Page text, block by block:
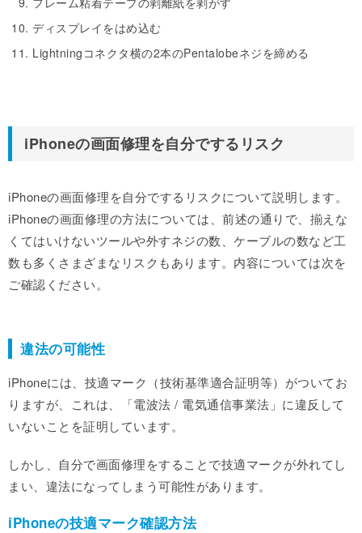
ディスプレイをはめ込む
Lightningコネクタ横の2本のPentalobeネジを締める
iPhoneの画面修理を自分でするリスク
iPhoneの画面修理を自分でするリスクについて説明します。
iPhoneの画面修理の方法については、前述の通りで、揃えな
くてはいけないツールや外すネジの数、ケーブルの数など工
数も多くさまざまなリスクもあります。内容については次を
ご確認ください。
違法の可能性
iPhoneには、技適マーク（技術基準適合証明等）がついてお
りますが、これは、「電波法 / 電気通信事業法」に違反して
いないことを証明しています。
しかし、自分で画面修理をすることで技適マークが外れてし
まい、違法になってしまう可能性があります。
iPhoneの技適マーク確認方法